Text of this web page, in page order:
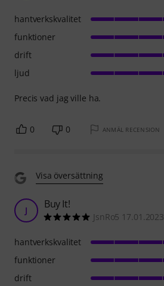
Precis vad jag ville ha.
hantverkskvalitet
funktioner
drift
ljud
0 0 ANMÄL RECENSION
Visa översättning
J Buy It!
JsnRo5 17.01.2023
hantverkskvalitet
funktioner
drift